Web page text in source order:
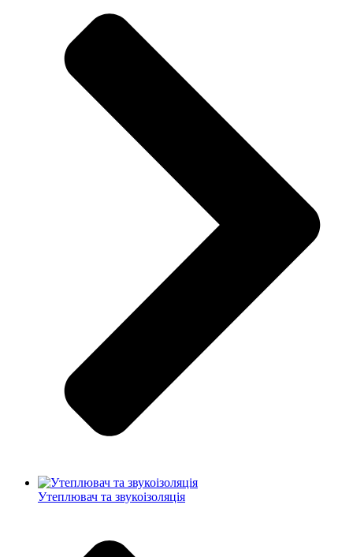
Утеплювач та звукоізоляція